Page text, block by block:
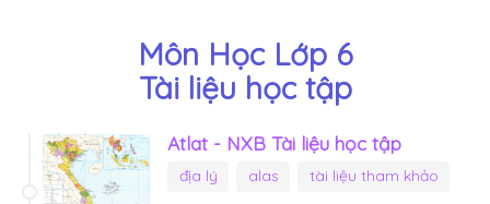
Môn Học Lớp 6
Tài liệu học tập
Atlat - NXB Tài liệu học tập
địa lý alas tài liệu tham khảo